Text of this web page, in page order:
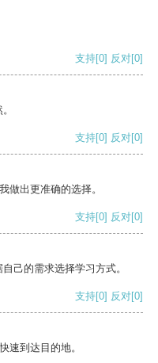
支持[0] 反对[0]
支持[0] 反对[0]
做出更准确的选择。
支持[0] 反对[0]
己的需求选择学习方式。
支持[0] 反对[0]
速到达目的地。